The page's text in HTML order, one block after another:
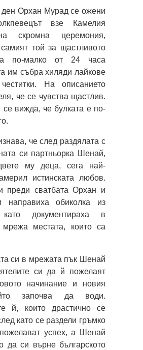
Орхан Мурад се ожени
взе Камелия
скромна церемония,
той за щастливото
по-малко от 24 часа
им събра хиляди лайкове
На описанието
че се чувства щастлив.
се вижда, че булката е по-
че след раздялата с
си партньорка Шенай,
му деца, сега най-
истинската любов.
преди сватбата Орхан и
направиха обиколка из
като документираха в
мрежа местата, които са
си в мрежата пък Шенай
си да й пожелаят
начинание и новия
започва да води.
й, които драстично се
като се раздели гръмко
успех, а Шенай
да си върне българското